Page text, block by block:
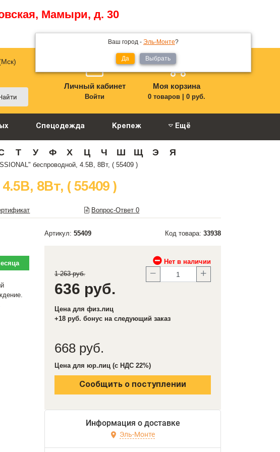
Мамыри, д. 30
Ваш город - Эль-Монте?
Да Выбрать
Личный кабинет
Войти
Моя корзина
0 товаров| 0 руб.
Спецодежда Крепеж Ещё
Т У Ф Х Ц Ч Ш Щ Э Я
беспроводной, 4.5В, 8Вт, ( 55409 )
8Вт, ( 55409 )
Вопрос-Ответ0
Артикул: 55409 Код товара: 33938
Нет в наличии
1 263 руб.
636 руб.
Цена для физ.лиц
+18 руб. бонус на следующий заказ
668 руб.
Цена для юр.лиц (с НДС 22%)
Сообщить о поступлении
Информация о доставке
Эль-Монте